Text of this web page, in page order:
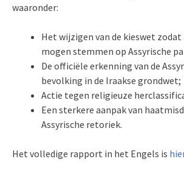
waaronder:
Het wijzigen van de kieswet zodat
mogen stemmen op Assyrische
De officiële erkenning van de
bevolking in de Iraakse grondwet;
Actie tegen religieuze
Een sterkere aanpak van
Assyrische retoriek.
Het volledige rapport in het Engels is